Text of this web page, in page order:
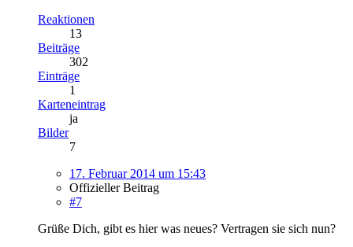
Reaktionen
13
Beiträge
302
Einträge
1
Karteneintrag
ja
Bilder
7
17. Februar 2014 um 15:43
Offizieller Beitrag
#7
Grüße Dich, gibt es hier was neues? Vertragen sie sich nun?